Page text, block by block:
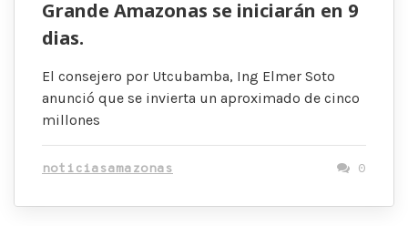
Grande Amazonas se iniciarán en 9
dias.
El consejero por Utcubamba, Ing Elmer Soto
anunció que se invierta un aproximado de cinco
millones
noticiasamazonas 0